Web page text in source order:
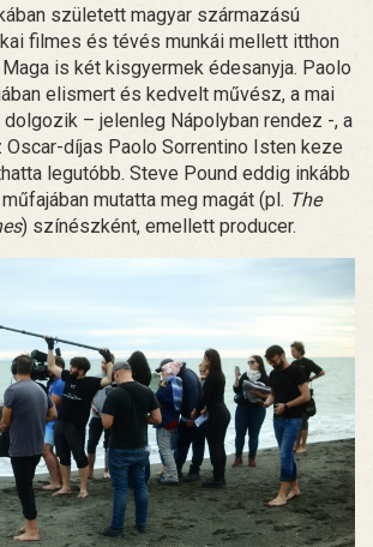
született magyar származású
filmes és tévés munkái mellett itthon
is két kisgyermek édesanyja. Paolo
elismert és kedvelt művész, a mai
– jelenleg Nápolyban rendez -, a
Oscar-díjas Paolo Sorrentino Isten keze
legutóbb. Steve Pound eddig inkább
mutatta meg magát (pl. The
) színészként, emellett producer.